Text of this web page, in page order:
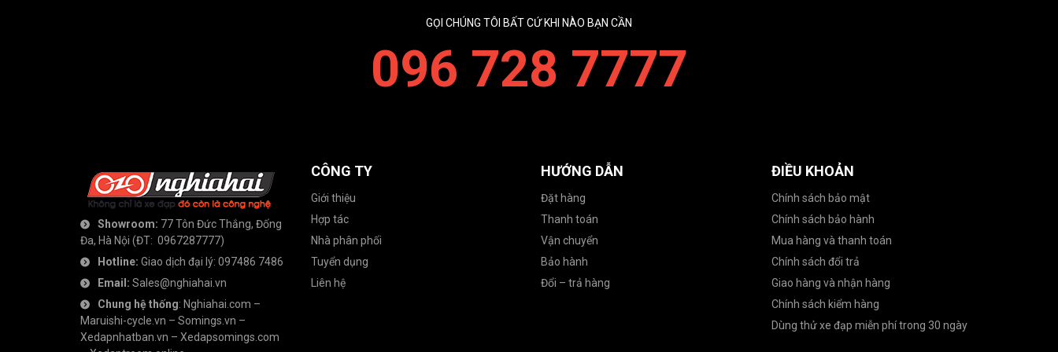
GỌI CHÚNG TÔI BẤT CỨ KHI NÀO BẠN CẦN
096 728 7777
Showroom: 77 Tôn Đức Thắng, Đống
Đa, Hà Nội (ĐT: 0967287777)
Hotline: Giao dịch đại lý: 097486 7486
Email: Sales@nghiahai.vn
Chung hệ thống: Nghiahai.com –
Maruishi-cycle.vn – Somings.vn –
Xedapnhatban.vn – Xedapsomings.com
CÔNG TY
Giới thiệu
Hợp tác
Nhà phân phối
Tuyển dụng
Liên hệ
HƯỚNG DẪN
Đặt hàng
Thanh toán
Vận chuyển
Bảo hành
Đổi – trả hàng
ĐIỀU KHOẢN
Chính sách bảo mật
Chính sách bảo hành
Mua hàng và thanh toán
Chính sách đổi trả
Giao hàng và nhận hàng
Chính sách kiểm hàng
Dùng thử xe đạp miễn phí trong 30 ngày